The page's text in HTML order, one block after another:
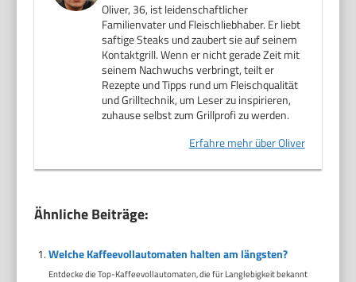
Oliver, 36, ist leidenschaftlicher
Familienvater und Fleischliebhaber. Er liebt
saftige Steaks und zaubert sie auf seinem
Kontaktgrill. Wenn er nicht gerade Zeit mit
seinem Nachwuchs verbringt, teilt er
Rezepte und Tipps rund um Fleischqualität
und Grilltechnik, um Leser zu inspirieren,
zuhause selbst zum Grillprofi zu werden.
Erfahre mehr über Oliver
Ähnliche Beiträge:
Welche Kaffeevollautomaten halten am längsten?
Entdecke die Top-Kaffeevollautomaten, die für Langlebigkeit bekannt